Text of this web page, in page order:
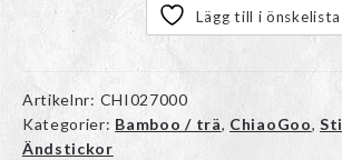
Lägg till i önskelista
Artikelnr: CHI027000
Kategorier: Bamboo / trä, ChiaoGoo,
Ändstickor